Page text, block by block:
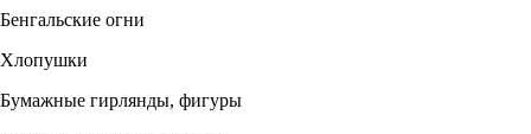
Бенгальские огни
Хлопушки
Бумажные гирлянды, фигуры